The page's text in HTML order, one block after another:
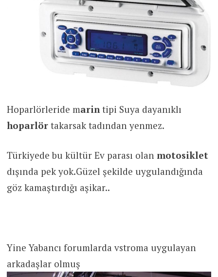
Hoparlörleride marintipi Suya dayanıklı
hoparlörtakarsak tadından yenmez.
Türkiyede bu kültür Ev parası olan motosiklet
dışında pek yok.Güzel şekilde uygulandığında
göz kamaştırdığı aşikar..
Yine Yabancı forumlarda vstroma uygulayan
arkadaşlar olmuş